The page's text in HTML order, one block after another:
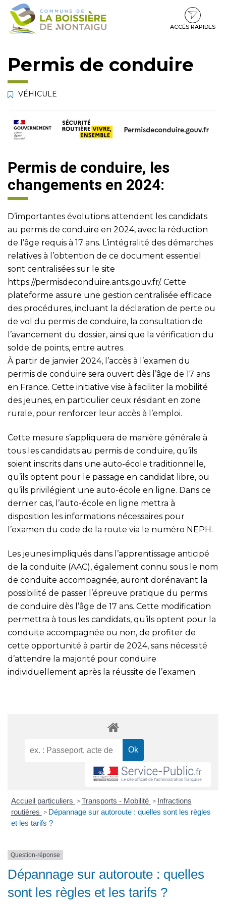
Gestion des traceurs
Aller
Aller
contenu
Aller
pied
ACCÈS RAPIDES
Permis de conduire
VÉHICULE
Permis de conduire, les
changements en 2024:
D’importantes évolutions attendent les candidats
au permis de conduire en 2024, avec la réduction
de l’âge requis à 17 ans. L’intégralité des démarches
relatives à l’obtention de ce document essentiel
sont centralisées sur le site
https://permisdeconduire.ants.gouv.fr/. Cette
plateforme assure une gestion centralisée efficace
des procédures, incluant la déclaration de perte ou
de vol du permis de conduire, la consultation de
l’avancement du dossier, ainsi que la vérification du
solde de points, entre autres.
À partir de janvier 2024, l’accès à l’examen du
permis de conduire sera ouvert dès l’âge de 17 ans
en France. Cette initiative vise à faciliter la mobilité
des jeunes, en particulier ceux résidant en zone
rurale, pour renforcer leur accès à l’emploi.
Cette mesure s’appliquera de manière générale à
tous les candidats au permis de conduire, qu’ils
soient inscrits dans une auto-école traditionnelle,
qu’ils optent pour le passage en candidat libre, ou
qu’ils privilégient une auto-école en ligne. Dans ce
dernier cas, l’auto-école en ligne mettra à
disposition les informations nécessaires pour
l’examen du code de la route via le numéro NEPH.
Les jeunes impliqués dans l’apprentissage anticipé
de la conduite (AAC), également connu sous le nom
de conduite accompagnée, auront dorénavant la
possibilité de passer l’épreuve pratique du permis
de conduire dès l’âge de 17 ans. Cette modification
permettra à tous les candidats, qu’ils optent pour la
conduite accompagnée ou non, de profiter de
cette opportunité à partir de 2024, sans nécessité
d’attendre la majorité pour conduire
individuellement après la réussite de l’examen.
Accueil particuliers > Transports - Mobilité > Infractions
routières > Dépannage sur autoroute : quelles sont les règles
et les tarifs ?
Question-réponse
Dépannage sur autoroute : quelles
sont les règles et les tarifs ?